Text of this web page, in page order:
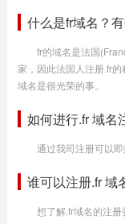
什么是fr域名？
fr的域名是法国
家，因此法国人注册.fr
域名是很光荣的事。
如何进行.fr 域名
通过我司注册可以即
谁可以注册.fr 域
想了解.fr域名的注册